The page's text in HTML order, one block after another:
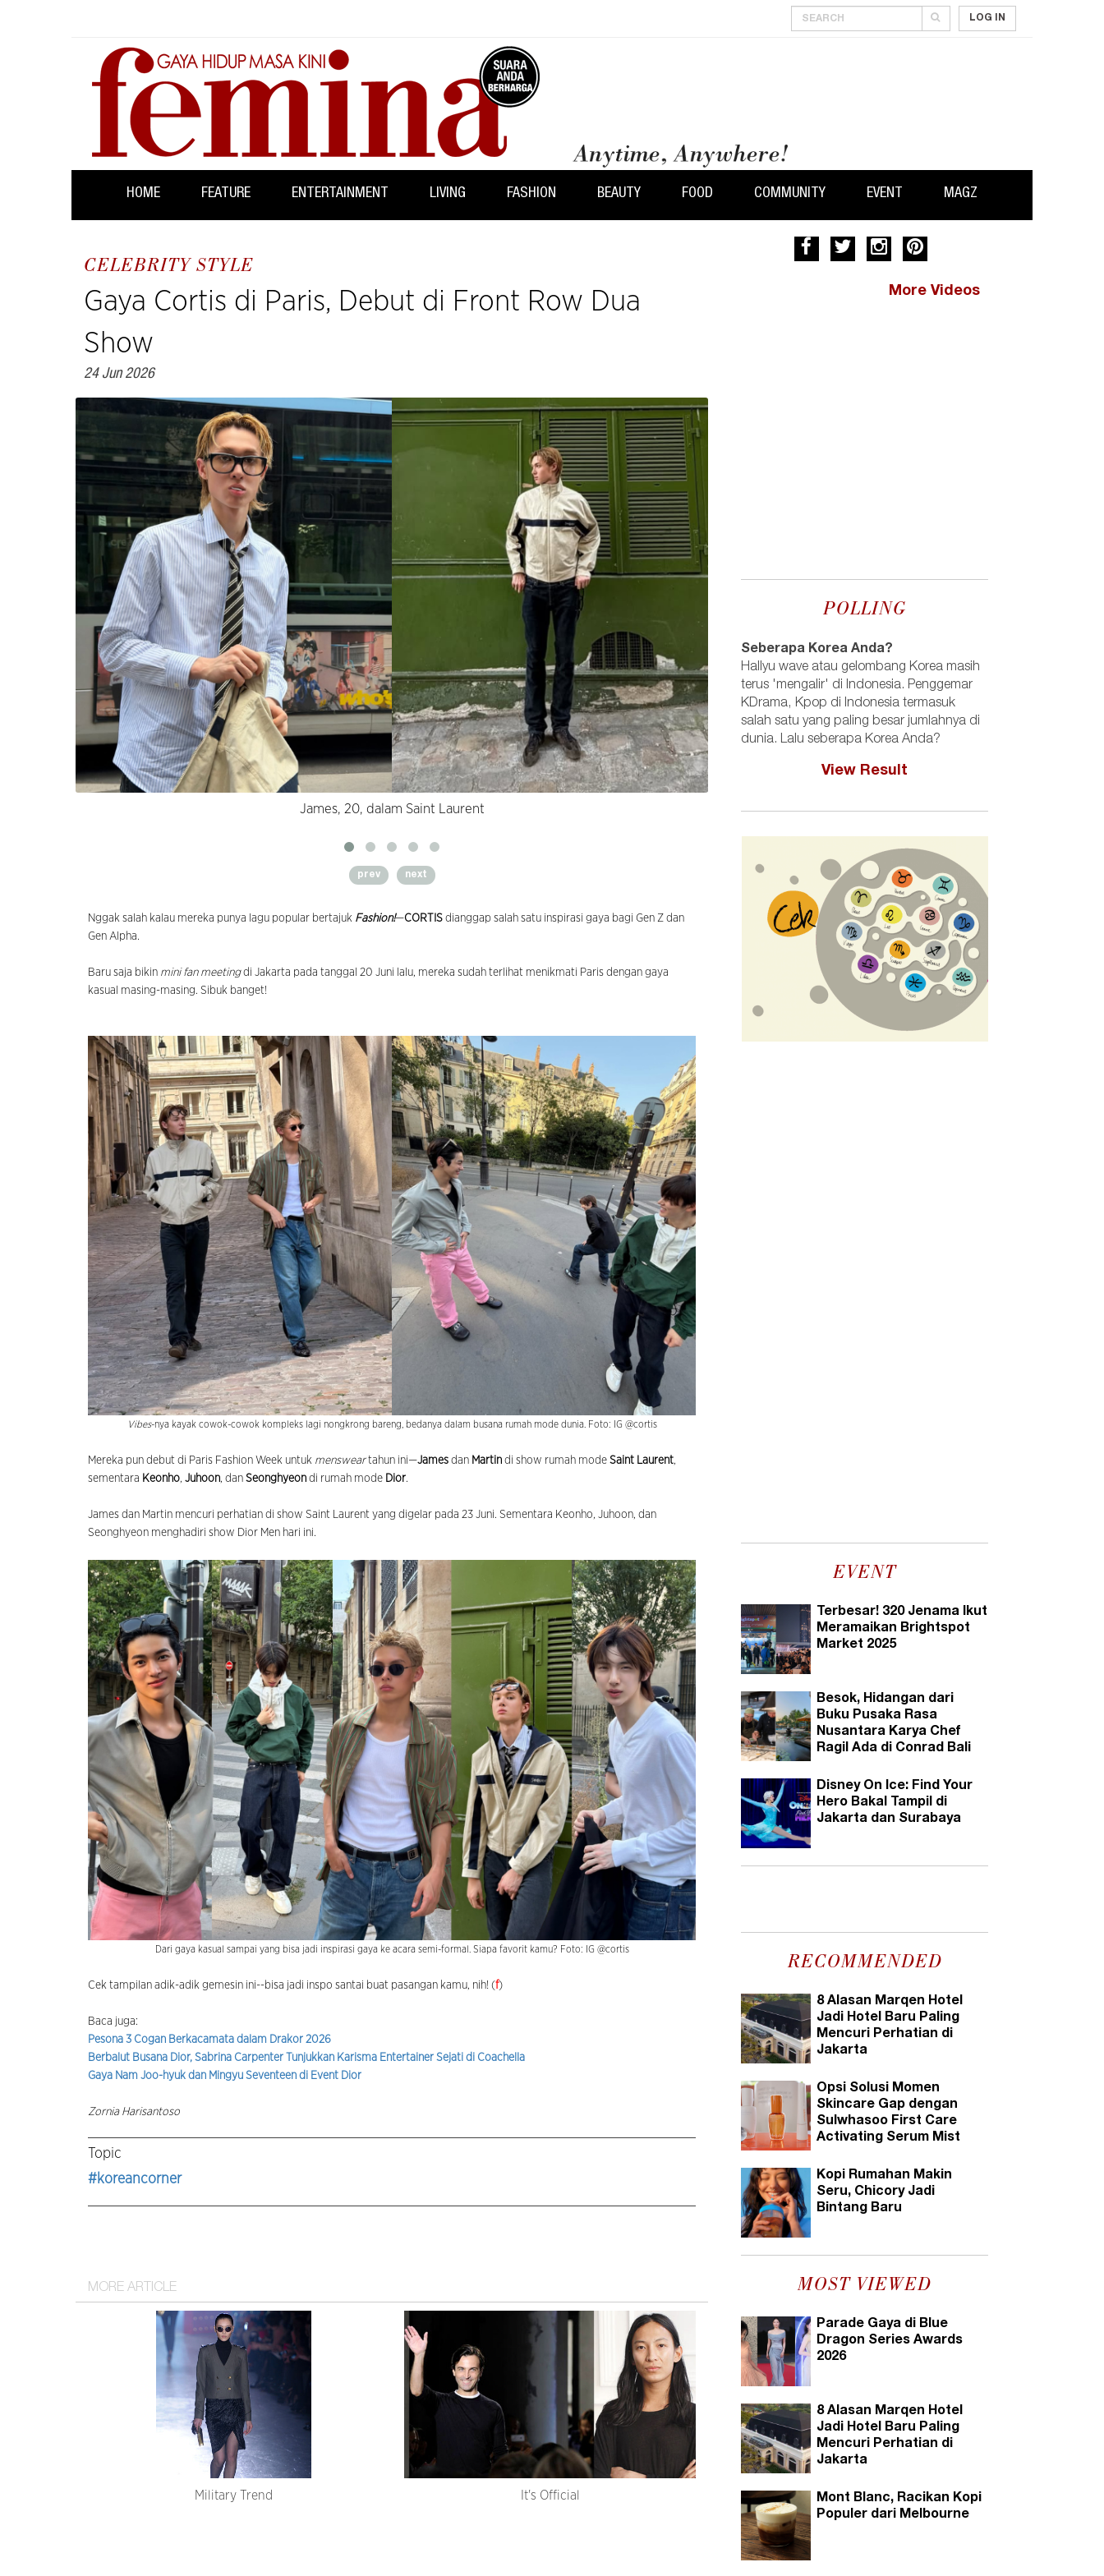
LOG IN
HOME FEATURE ENTERTAINMENT LIVING FASHION BEAUTY FOOD COMMUNITY EVENT MAGZ
CELEBRITY STYLE
Gaya Cortis di Paris, Debut di Front Row Dua
Show
24 Jun 2026
James, 20, dalam Saint Laurent Juhoon, 18, dalam Dior
prev next
Nggak salah kalau mereka punya lagu popular bertajuk Fashion!—CORTIS dianggap salah satu inspirasi gaya bagi Gen Z dan
Gen Alpha.
Baru saja bikin mini fan meetingdi Jakarta pada tanggal 20 Juni lalu, mereka sudah terlihat menikmati Paris dengan gaya
kasual masing-masing. Sibuk banget!
Vibes-nya kayak cowok-cowok kompleks lagi nongkrong bareng, bedanya dalam busana rumah mode dunia. Foto: IG @cortis
Mereka pun debut di Paris Fashion Week untuk mensweartahun ini—James dan Martin di show rumah mode Saint Laurent,
sementara Keonho, Juhoon, dan Seonghyeon di rumah mode Dior.
James dan Martin mencuri perhatian di show Saint Laurent yang digelar pada 23 Juni. Sementara Keonho, Juhoon, dan
Seonghyeon menghadiri show Dior Men hari ini.
Dari gaya kasual sampai yang bisa jadi inspirasi gaya ke acara semi-formal. Siapa favorit kamu? Foto: IG @cortis
Cek tampilan adik-adik gemesin ini--bisa jadi inspo santai buat pasangan kamu, nih! (f)
Baca juga:
Pesona 3 Cogan Berkacamata dalam Drakor 2026
Berbalut Busana Dior, Sabrina Carpenter Tunjukkan Karisma Entertainer Sejati di Coachella
Gaya Nam Joo-hyuk dan Mingyu Seventeen di Event Dior
Zornia Harisantoso
Topic
#koreancorner
MORE ARTICLE
Military Trend It's Official
More Videos
POLLING
Seberapa Korea Anda?
Hallyu wave atau gelombang Korea masih
terus 'mengalir' di Indonesia. Penggemar
KDrama, Kpop di Indonesia termasuk
salah satu yang paling besar jumlahnya di
dunia. Lalu seberapa Korea Anda?
View Result
EVENT
Terbesar! 320 Jenama Ikut
Meramaikan Brightspot
Market 2025
Besok, Hidangan dari
Buku Pusaka Rasa
Nusantara Karya Chef
Ragil Ada di Conrad Bali
Disney On Ice: Find Your
Hero Bakal Tampil di
Jakarta dan Surabaya
RECOMMENDED
8 Alasan Marqen Hotel
Jadi Hotel Baru Paling
Mencuri Perhatian di
Jakarta
Opsi Solusi Momen
Skincare Gap dengan
Sulwhasoo First Care
Activating Serum Mist
Kopi Rumahan Makin
Seru, Chicory Jadi
Bintang Baru
MOST VIEWED
Parade Gaya di Blue
Dragon Series Awards
2026
8 Alasan Marqen Hotel
Jadi Hotel Baru Paling
Mencuri Perhatian di
Jakarta
Mont Blanc, Racikan Kopi
Populer dari Melbourne